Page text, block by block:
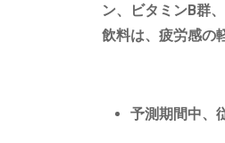
ン、ビタミンB群
飲料は、疲労感の
予測期間中、